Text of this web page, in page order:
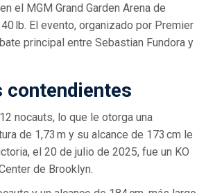
el MGM Grand Garden Arena de
lb. El evento, organizado por Premier
principal entre Sebastian Fundora y
nocauts, lo que le otorga una
de 1,73 m y su alcance de 173 cm le
el 20 de julio de 2025, fue un KO
de Brooklyn.